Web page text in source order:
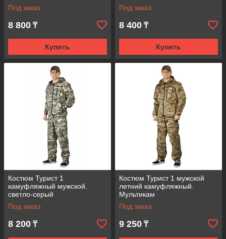
Под заказ
8 800 ₸
Купить
Под заказ
8 400 ₸
Купить
Костюм Турист 1
камуфляжный мужской.
светло-серый
Под заказ
8 200 ₸
Костюм Турист 1 мужской
летний камуфляжный.
Мультикам
Под заказ
9 250 ₸